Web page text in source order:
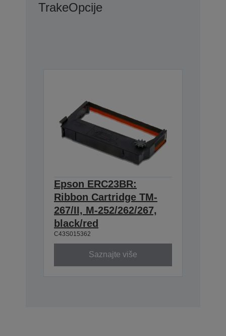
TrakeOpcije
Epson ERC23BR:
Ribbon Cartridge TM-
267/II, M-252/262/267,
black/red
C43S015362
Saznajte više